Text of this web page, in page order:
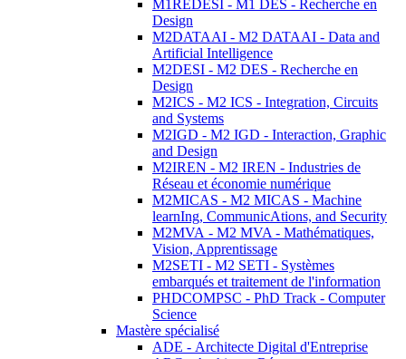
M1REDESI - M1 DES - Recherche en
Design
M2DATAAI - M2 DATAAI - Data and
Artificial Intelligence
M2DESI - M2 DES - Recherche en
Design
M2ICS - M2 ICS - Integration, Circuits
and Systems
M2IGD - M2 IGD - Interaction, Graphic
and Design
M2IREN - M2 IREN - Industries de
Réseau et économie numérique
M2MICAS - M2 MICAS - Machine
learnIng, CommunicAtions, and Security
M2MVA - M2 MVA - Mathématiques,
Vision, Apprentissage
M2SETI - M2 SETI - Systèmes
embarqués et traitement de l'information
PHDCOMPSC - PhD Track - Computer
Science
Mastère spécialisé
ADE - Architecte Digital d'Entreprise